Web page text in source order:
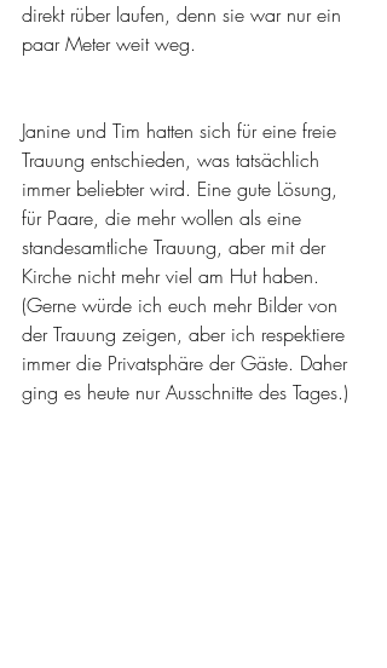
direkt rüber laufen, denn sie war nur ein
paar Meter weit weg.
Janine und Tim hatten sich für eine freie
Trauung entschieden, was tatsächlich
immer beliebter wird. Eine gute Lösung,
für Paare, die mehr wollen als eine
standesamtliche Trauung, aber mit der
Kirche nicht mehr viel am Hut haben.
(Gerne würde ich euch mehr Bilder von
der Trauung zeigen, aber ich respektiere
immer die Privatsphäre der Gäste. Daher
ging es heute nur Ausschnitte des Tages.)